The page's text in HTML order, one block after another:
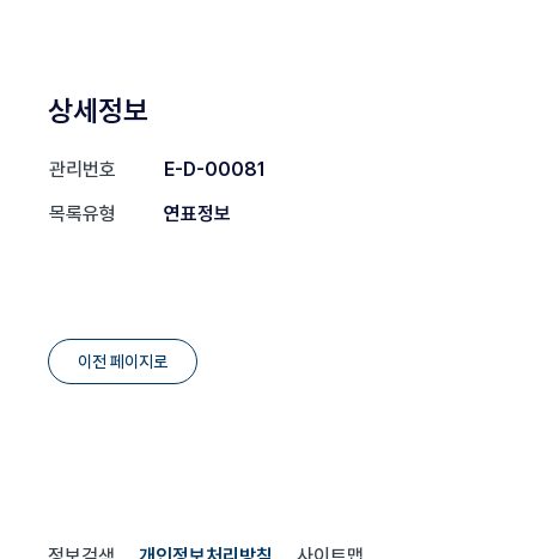
상세정보
관리번호
E-D-00081
목록유형
연표정보
이전 페이지로